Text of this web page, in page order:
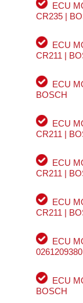
ECU
CR235 |
ECU
CR211 |
ECU
BOSCH
ECU
CR211 |
ECU
CR211 |
ECU
CR211 |
ECU
ECU
BOSCH